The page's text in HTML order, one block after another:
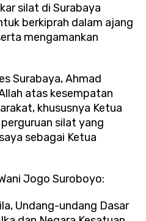
silat di Surabaya
berkiprah dalam ajang
mengamankan
Surabaya, Ahmad
atas kesempatan
khususnya Ketua
silat yang
sebagai Ketua
Jogo Suroboyo:
Undang-undang Dasar